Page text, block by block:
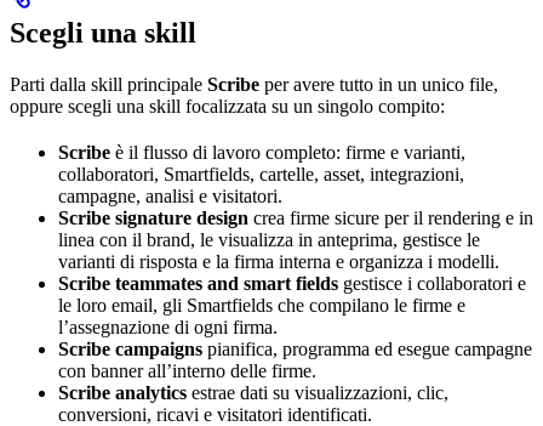
Scegli una skill
Parti dalla skill principale Scribe per avere tutto in un unico file,
oppure scegli una skill focalizzata su un singolo compito:
Scribe è il flusso di lavoro completo: firme e varianti,
collaboratori, Smartfields, cartelle, asset, integrazioni,
campagne, analisi e visitatori.
Scribe signature design crea firme sicure per il rendering e in
linea con il brand, le visualizza in anteprima, gestisce le
varianti di risposta e la firma interna e organizza i modelli.
Scribe teammates and smart fields gestisce i collaboratori e
le loro email, gli Smartfields che compilano le firme e
l’assegnazione di ogni firma.
Scribe campaigns pianifica, programma ed esegue campagne
con banner all’interno delle firme.
Scribe analytics estrae dati su visualizzazioni, clic,
conversioni, ricavi e visitatori identificati.